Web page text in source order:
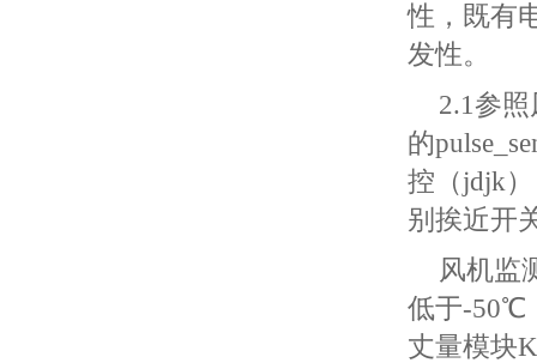
性，既有
发性。
2.1参
的
控（jdjk
别挨近开
风机监
低于-50℃
丈量模块